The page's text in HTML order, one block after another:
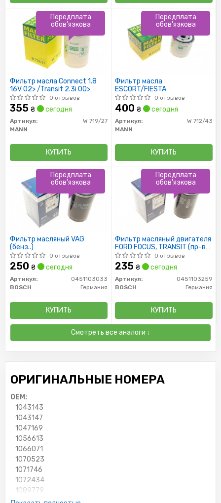
Фильтр масла Connect 1.8
16V 02> /Transit 2.3i 00>
0 отзывов
355 ₴ сегодня
Артикул:
W 719/27
MANN
КУПИТЬ
Передплата
обов'язкова
Фильтр масла
ESCORT/FIESTA
0 отзывов
400 ₴ сегодня
Артикул:
W 712/43
MANN
КУПИТЬ
Передплата
обов'язкова
Фильтр масляный VAG
(бенз..)
0 отзывов
250 ₴ сегодня
Артикул:
0451103033
BOSCH
Германия
КУПИТЬ
Передплата
обов'язкова
Фильтр масляный двигателя
FORD FOCUS, TRANSIT (пр-во
Bosch)
0 отзывов
235 ₴ сегодня
Артикул:
0451103259
BOSCH
Германия
КУПИТЬ
Передплата
обов'язкова
Смотреть все аналоги ↓
ОРИГИНАЛЬНЫЕ НОМЕРА
OEM:
1043143
1043147
1047169
1056613
1066071
1070523
1071746
1072434
1089779
1097077